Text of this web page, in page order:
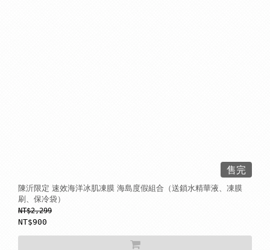
售完
陳沂限定 速效海洋冰肌凍膜 海島度假組合（送鎖水精華液、凍膜
刷、保冷袋）
NT$2,299
NT$900